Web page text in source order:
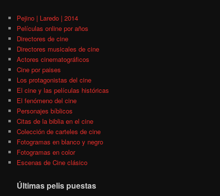
Pejino | Laredo | 2014
Películas online por años
Directores de cine
Directores musicales de cine
Actores cinematográficos
Cine por paises
Los protagonistas del cine
El cine y las películas históricas
El fenómeno del cine
Personajes bíblicos
Citas de la biblia en el cine
Colección de carteles de cine
Fotogramas en blanco y negro
Fotogramas en color
Escenas de Cine clásico
Últimas pelis puestas